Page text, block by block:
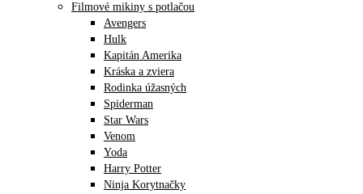
Filmové mikiny s potlačou
Avengers
Hulk
Kapitán Amerika
Kráska a zviera
Rodinka úžasných
Spiderman
Star Wars
Venom
Yoda
Harry Potter
Ninja Korytnačky